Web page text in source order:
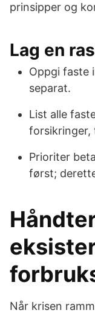
prinsipper og
Lag en
Oppgi faste
separat.
List alle
forsikringer,
Prioriter
først;
Når krisen